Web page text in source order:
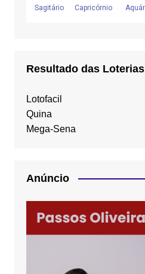
Resultado das Loterias
Lotofacil
Quina
Mega-Sena
Anúncio